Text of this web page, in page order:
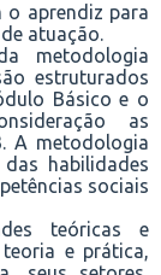
o aprendiz para
atuação.
metodologia
estruturados
Básico e o
as
A metodologia
habilidades
sociais
teóricas e
e prática,